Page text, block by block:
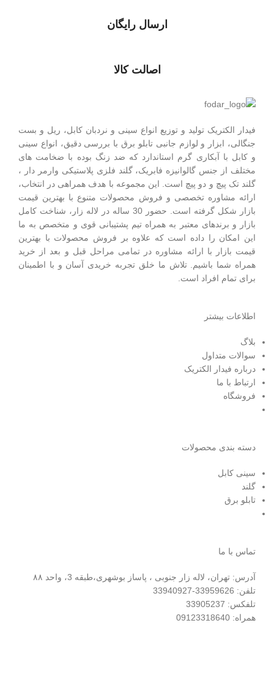
ارسال رایگان
اصالت کالا
فیدار الکتریک توليد و توزیع انواع سینی و نردبان کابل، ریل و بست
جنگالی، ابزار و لوازم جانبی تابلو برق با بررسی دقیق، انواع سینی
و کابل با آبکاری گرم استاندارد که ضد زنگ بوده با ضخامت های
مختلف از جنس گالوانیزه فابریک، گلند فلزی پلاستيکی وارمر دار ،
گلند تک پيچ و دو پيچ است. این مجموعه با هدف همراهی در انتخاب،
ارائه مشاوره تخصصی و فروش محصولات متنوع با بهترین قیمت
بازار شکل گرفته است. حضور 30 ساله در لاله زار، شناخت کامل
بازار و برندهای معتبر به همراه تیم پشتیبانی قوی و متخصص به ما
این امکان را داده است که علاوه بر فروش محصولات با بهترین
قیمت بازار با ارائه مشاوره در تمامی مراحل قبل و بعد از خرید
همراه شما باشیم. تلاش ما خلق تجربه خریدی آسان و با اطمینان
برای تمام افراد است.
اطلاعات بیشتر
بلاگ
سوالات متداول
درباره فیدار الکتریک
ارتباط با ما
فروشگاه
دسته بندی محصولات
سینی کابل
گلند
تابلو برق
تماس با ما
آدرس: تهران، لاله زار جنوبی ، پاساز بوشهری،طبقه 3، واحد ۸۸
تلفن: 33959626-33940927
تلفکس: 33905237
همراه: 09123318640